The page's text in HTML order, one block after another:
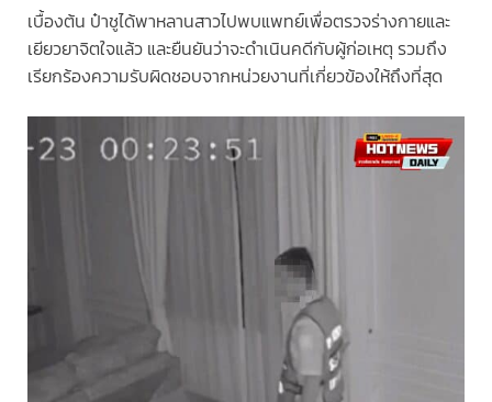
เบื้องต้น ป๋าชูได้พาหลานสาวไปพบแพทย์เพื่อตรวจร่างกายและ
เยียวยาจิตใจแล้ว และยืนยันว่าจะดำเนินคดีกับผู้ก่อเหตุ รวมถึง
เรียกร้องความรับผิดชอบจากหน่วยงานที่เกี่ยวข้องให้ถึงที่สุด